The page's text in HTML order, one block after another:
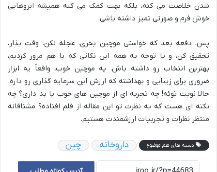
شدن خلاصت می کنه، بلکه بهت کمک می کنه همیشه ابروهایی
خوش فرم و صورتی تمیز داشته باشی.
پس، دفعه بعد که خواستی موچین بخری، عجله نکن. وقت بذار،
تحقیق کن، و با توجه به همه این نکاتی که با هم مرور کردیم،
بهترین انتخاب رو داشته باش. یه موچین خوب، واقعاً یه ابزار
ضروری برای زیبایی و بهداشته که ارزش این سرمایه گذاری رو داره.
حالا نوبت توئه! چه تجربه ای از موچین های خوب یا بد داری؟ چه
نکته ای هست که به نظرت تو این مقاله از قلم افتاده؟ مشتاقانه
منتظر نظرات و تجربیات ارزشمندت هستیم.
دسته های هم موضوع داروخانه چین